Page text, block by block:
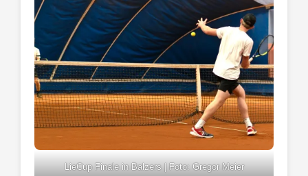
LieCup Finale in Balzers | Foto: Gregor Meier